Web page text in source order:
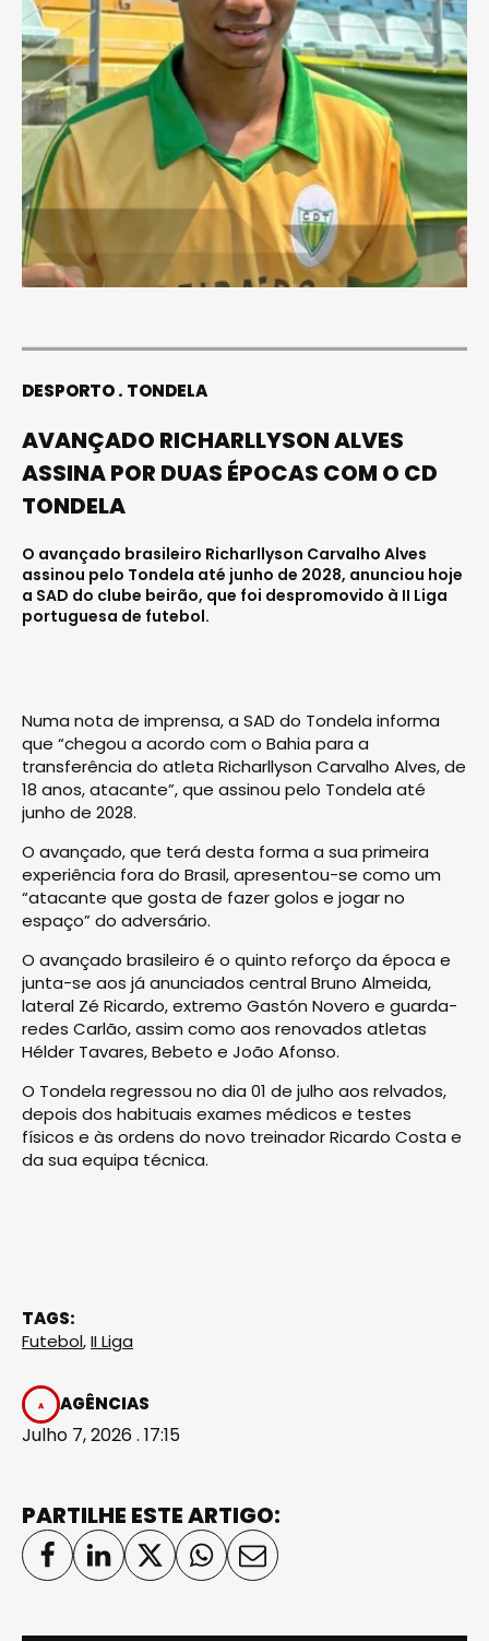
DESPORTO TONDELA
AVANÇADO RICHARLLYSON ALVES
ASSINA POR DUAS ÉPOCAS COM O CD
TONDELA
O avançado brasileiro Richarllyson Carvalho Alves
assinou pelo Tondela até junho de 2028, anunciou hoje
a SAD do clube beirão, que foi despromovido à II Liga
portuguesa de futebol.
Numa nota de imprensa, a SAD do Tondela informa
que “chegou a acordo com o Bahia para a
transferência do atleta Richarllyson Carvalho Alves, de
18 anos, atacante”, que assinou pelo Tondela até
junho de 2028.
O avançado, que terá desta forma a sua primeira
experiência fora do Brasil, apresentou-se como um
“atacante que gosta de fazer golos e jogar no
espaço” do adversário.
O avançado brasileiro é o quinto reforço da época e
junta-se aos já anunciados central Bruno Almeida,
lateral Zé Ricardo, extremo Gastón Novero e guarda-
redes Carlão, assim como aos renovados atletas
Hélder Tavares, Bebeto e João Afonso.
O Tondela regressou no dia 01 de julho aos relvados,
depois dos habituais exames médicos e testes
físicos e às ordens do novo treinador Ricardo Costa e
da sua equipa técnica.
TAGS:
Futebol,II Liga
AGÊNCIAS
Julho 7, 2026 . 17:15
PARTILHE ESTE ARTIGO: